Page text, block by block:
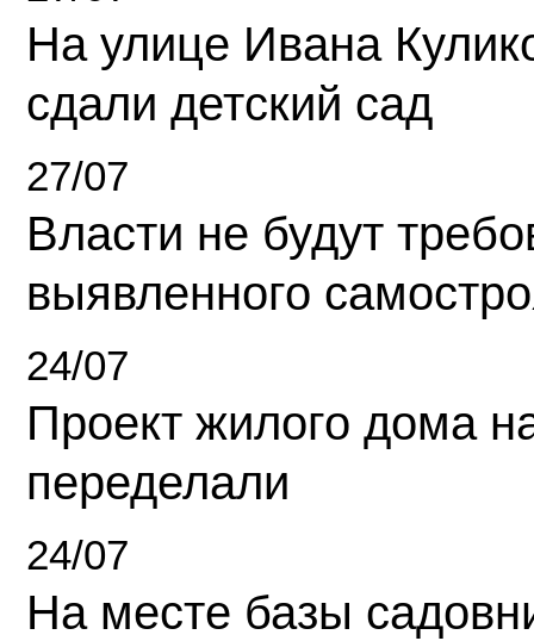
На улице Ивана
сдали детский сад
27/07
Власти не будут
выявленного
24/07
Проект жилого дома
переделали
24/07
На месте базы